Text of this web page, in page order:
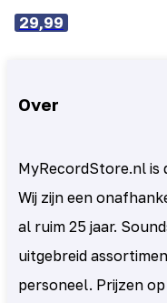
29,99
Over
MyRecordStore.nl is
Wij zijn een
al ruim 25 jaar.
uitgebreid
personeel. Prijzen